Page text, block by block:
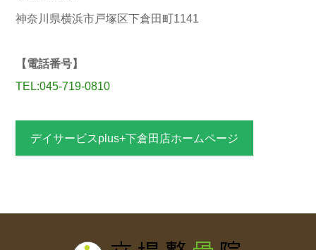
神奈川県横浜市戸塚区下倉田町1141
【電話番号】
TEL:045-719-0810
デイサービスplus+下倉田店ホームページ